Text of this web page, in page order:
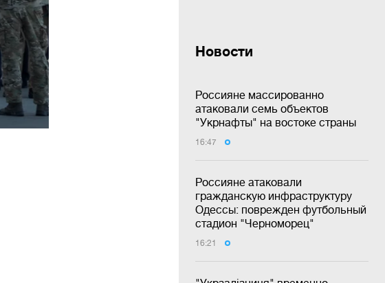
Новости
Россияне массированно
атаковали семь объектов
"Укрнафты" на востоке страны
16:47
Россияне атаковали
гражданскую инфраструктуру
Одессы: поврежден футбольный
стадион "Черноморец"
16:21